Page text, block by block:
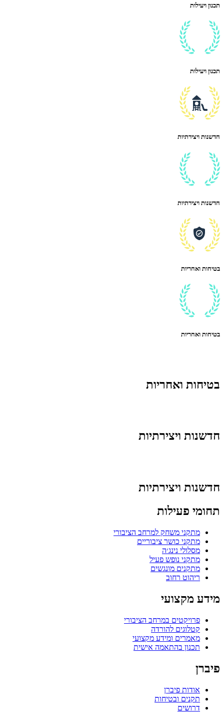
תכנון ויעילות
תכנון ויעילות
חדשנות ויצירתיות
חדשנות ויצירתיות
בטיחות ואחריות
בטיחות ואחריות
בטיחות ואחריות
חדשנות ויצירתיות
חדשנות ויצירתיות
תחומי פעילות
מתקני משחק למרחב הציבורי
מתקני כושר ציבוריים
מסלולי נינג׳ה
מתקני נופש פעיל
מתקנים מונגשים
ריהוט רחוב
מידע מקצועי
פרויקטים במרחב הציבורי
קטלוגים להורדה
מאמרים ומידע מקצועי
תכנון בהתאמה אישית
פיברן
אודות פיברן
תקנים ובטיחות
דרושים